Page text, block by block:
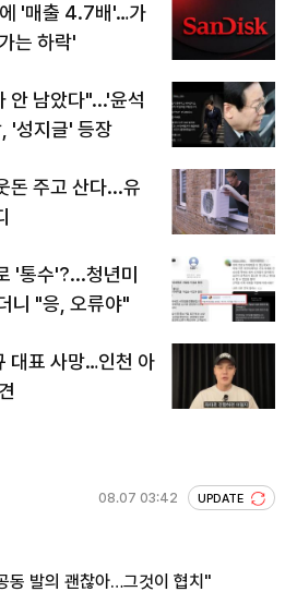
'매출 4.7배'…가
는 하락'
안 남았다"...'윤석
'성지글' 등장
돈 주고 산다...유
'통수'?...청년미
니 "응, 오류야"
대표 사망…인천 아
08.07 03:42 UPDATE
동 발의 괜찮아…그것이 협치"